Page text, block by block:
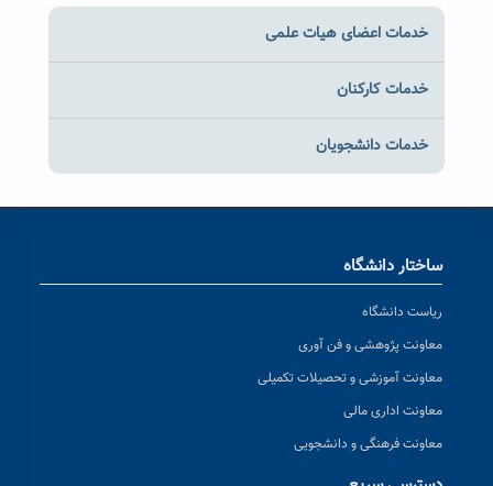
خدمات اعضای هیات علمی
خدمات کارکنان
خدمات دانشجویان
ساختار دانشگاه
ریاست دانشگاه
معاونت پژوهشی و فن آوری
معاونت آموزشی و تحصیلات تکمیلی
معاونت اداری مالی
معاونت فرهنگی و دانشجویی